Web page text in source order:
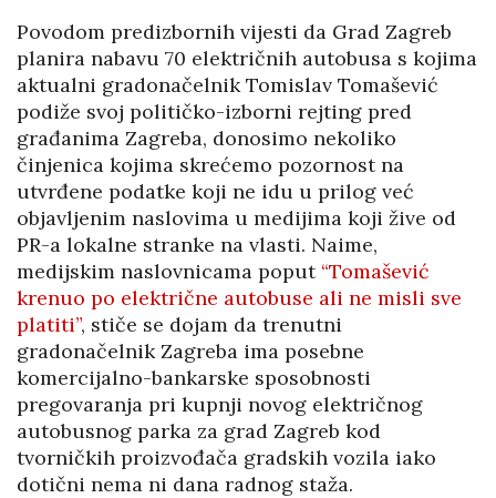
Povodom predizbornih vijesti da Grad Zagreb
planira nabavu 70 električnih autobusa s kojima
aktualni gradonačelnik Tomislav Tomašević
podiže svoj političko-izborni rejting pred
građanima Zagreba, donosimo nekoliko
činjenica kojima skrećemo pozornost na
utvrđene podatke koji ne idu u prilog već
objavljenim naslovima u medijima koji žive od
PR-a lokalne stranke na vlasti. Naime,
medijskim naslovnicama poput “Tomašević
krenuo po električne autobuse ali ne misli sve
platiti”, stiče se dojam da trenutni
gradonačelnik Zagreba ima posebne
komercijalno-bankarske sposobnosti
pregovaranja pri kupnji novog električnog
autobusnog parka za grad Zagreb kod
tvorničkih proizvođača gradskih vozila iako
dotični nema ni dana radnog staža.